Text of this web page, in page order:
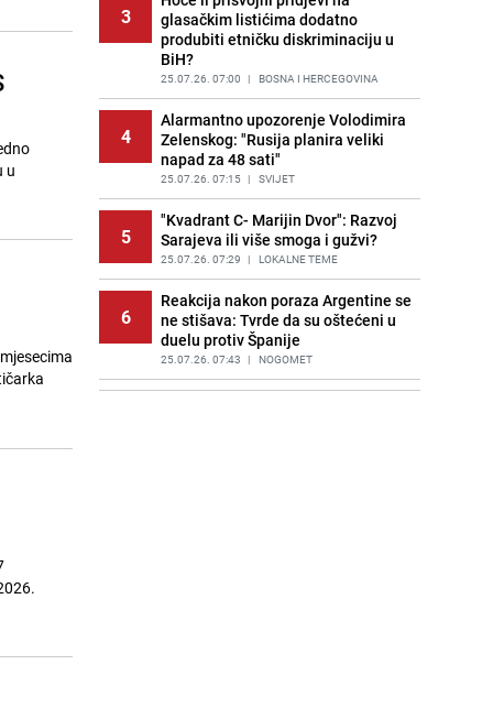
u
PRIJE 2 DANA SVIJET
Gosti iz Njemačke napravili požar u
apartmanu u Istri, vlasniku se
smijali i pokazivali srednji prst
PRIJE 1 DAN | REGIJA
Očistite rernu bez hemikalija:
Poznata stručnjakinja dijeli savjete
PRIJE 1 DAN | ŽIVOT I STIL
3
glasačkim listićima dodatno
produbiti etničku diskriminaciju u
BiH?
25.07.26. 07:00 | BOSNA I HERCEGOVINA
4
Alarmantno upozorenje Volodimira
Zelenskog: "Rusija planira veliki
napad za 48 sati"
25.07.26. 07:15 | SVIJET
5
"Kvadrant C- Marijin Dvor": Razvoj
Sarajeva ili više smoga i gužvi?
25.07.26. 07:29 | LOKALNE TEME
6
Reakcija nakon poraza Argentine se
ne stišava: Tvrde da su oštećeni u
duelu protiv Španije
25.07.26. 07:43 | NOGOMET